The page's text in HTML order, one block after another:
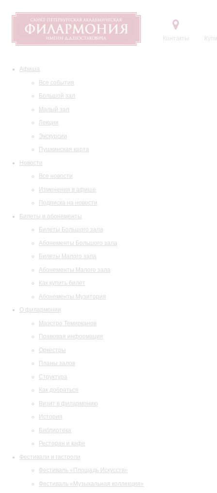
Контакты
Афиша
Все события
Большой зал
Малый зал
Лекции
Экскурсии
Пушкинская карта
Новости
Все новости
Изменения в афише
Подписка на новости
Билеты и абонементы
Билеты Большого зала
Абонементы Большого зала
Билеты Малого зала
Абонементы Малого зала
Как купить билет
Абонементы Музитория
О филармонии
Маэстро Темирканов
Правовая информация
Оркестры
Планы залов
Структура
Как добраться
Визит в филармонию
История
Библиотека
Ресторан и кафе
Фестивали и гастроли
Фестиваль «Площадь Искусств»
Фестиваль «Музыкальная коллекция»